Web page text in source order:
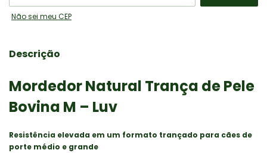
Não sei meu CEP
Descrição
Mordedor Natural Trança de Pele
Bovina M – Luv
Resistência elevada em um formato trançado para cães de
porte médio e grande